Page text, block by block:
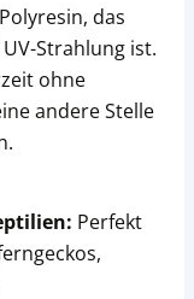
das
Strahlung ist.
ohne
andere Stelle
Perfekt